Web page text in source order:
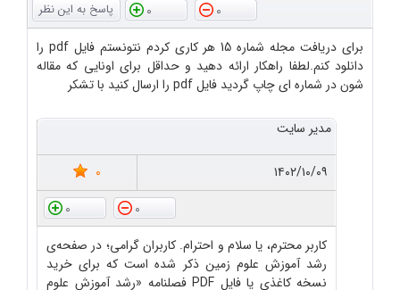
0
0
برای دریافت مجله شماره 15 هر کاری کردم نتونستم فایل pdf را
دانلود کنم.لطفا راهکار ارائه دهید و حداقل برای اونایی که مقاله
شون در شماره ای چاپ گردید فایل pdf را ارسال کنید با تشکر
مدیر سایت
۱۴۰۲/۱۰/۰۹
0
0
0
کاربر محترم، یا سلام و احترام. کاربران گرامی؛ در صفحه‌ی
رشد آموزش علوم زمین ذکر شده است که برای خرید
نسخه کاغذی یا فایل PDF فصلنامه «رشد آموزش علوم